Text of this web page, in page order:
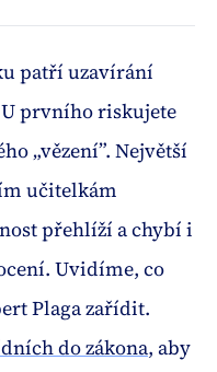
patří uzavírání
prvního riskujete
„vězení”. Největší
učitelkám
přehlíží a chybí i
Uvidíme, co
Plaga zařídit.
do zákona, aby